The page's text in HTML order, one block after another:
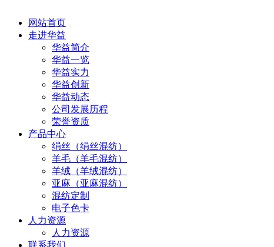
网站首页
走进华益
华益简介
华益一览
华益实力
华益创新
华益动态
公司发展历程
荣誉资质
产品中心
绢丝（绢丝混纺）
羊毛（羊毛混纺）
羊绒（羊绒混纺）
亚麻（亚麻混纺）
混纺定制
电子色卡
人力资源
人力资源
联系我们